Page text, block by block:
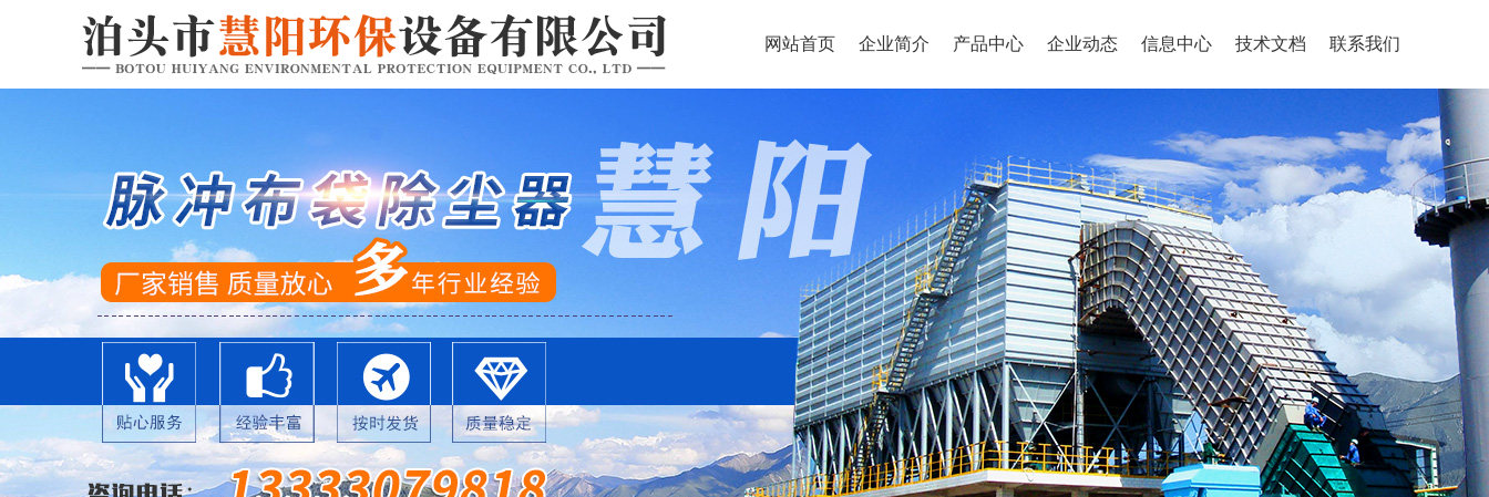
网站首页 企业简介 产品中心 企业动态 信息中心 技术文档 联系我们